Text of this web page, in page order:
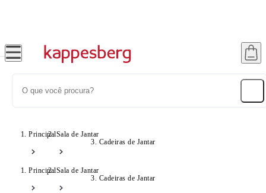
PrincipalSala de Jantar
Cadeiras de Jantar
PrincipalSala de Jantar
Cadeiras de Jantar